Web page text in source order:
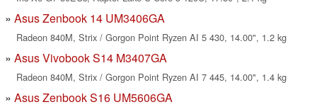
Asus Zenbook 14 UM3406GA
Radeon 840M, Strix / Gorgon Point Ryzen AI 5 430, 14.00", 1.2 kg
Asus Vivobook S14 M3407GA
Radeon 840M, Strix / Gorgon Point Ryzen AI 7 445, 14.00", 1.4 kg
Asus Zenbook S16 UM5606GA